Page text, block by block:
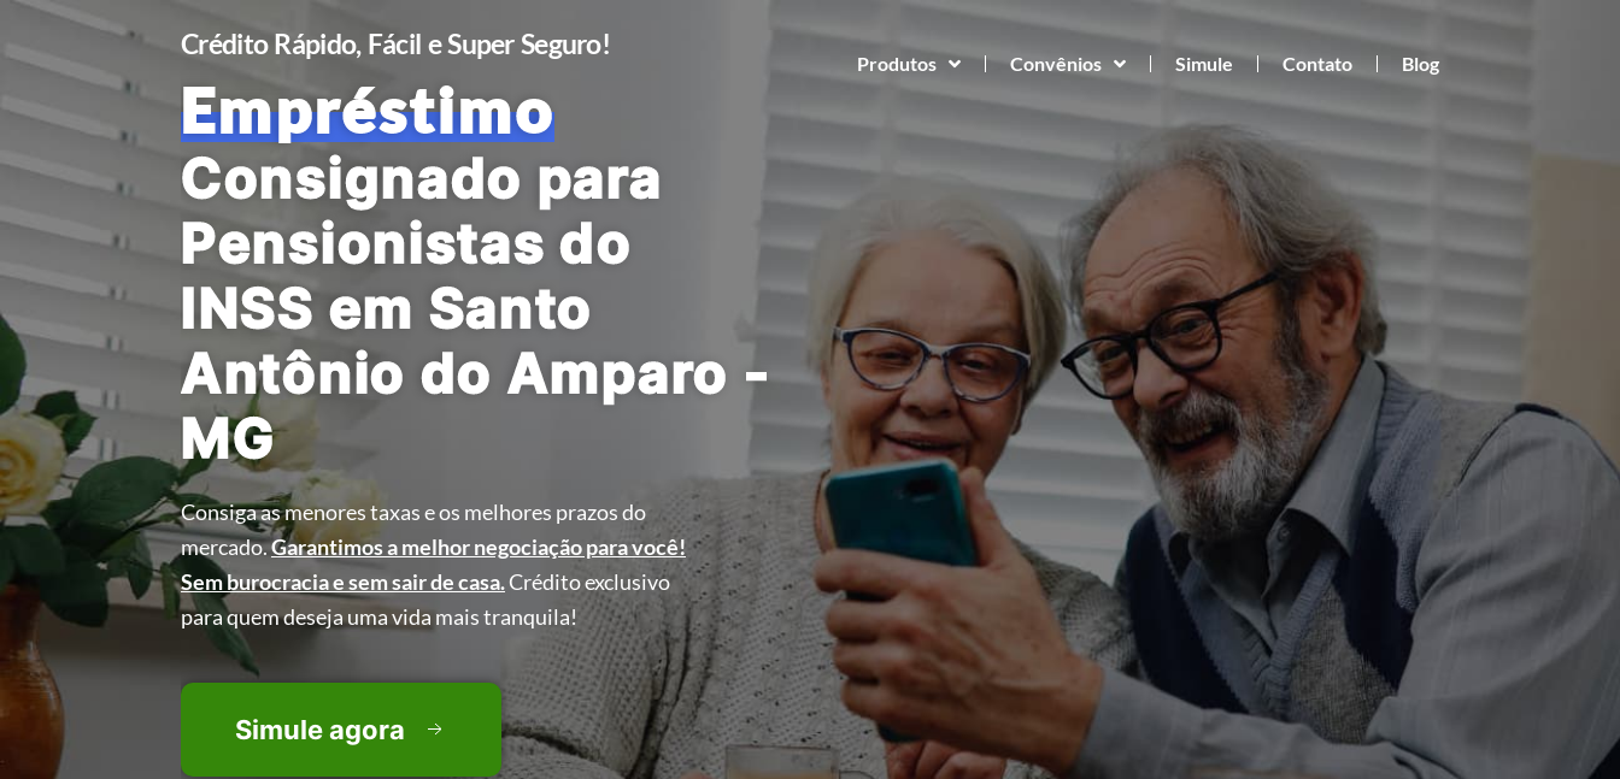
Produtos Convênios Simule Contato Blog
Crédito Rápido, Fácil e Super Seguro!
Empréstimo
Consignado para
Pensionistas do
INSS em Santo
Antônio do Amparo -
MG
Consiga as menores taxas e os melhores prazos do
mercado.Garantimos a melhor negociação para você!
Sem burocracia e sem sair de casa.Crédito exclusivo
para quem deseja uma vida mais tranquila!
Simule agora